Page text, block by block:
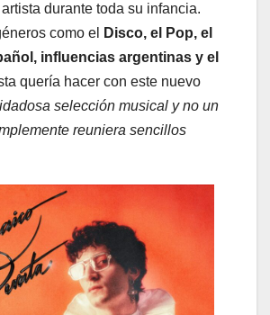
durante toda su infancia.
como el
Disco, el Pop, el
influencias argentinas y el
quería hacer con este nuevo
selección musical y no un
reuniera sencillos